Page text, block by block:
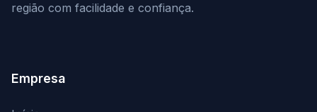
região com facilidade e confiança.
Empresa